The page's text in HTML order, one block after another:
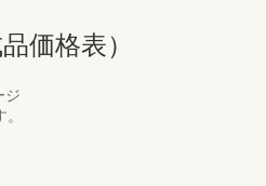
価格表）
ジ